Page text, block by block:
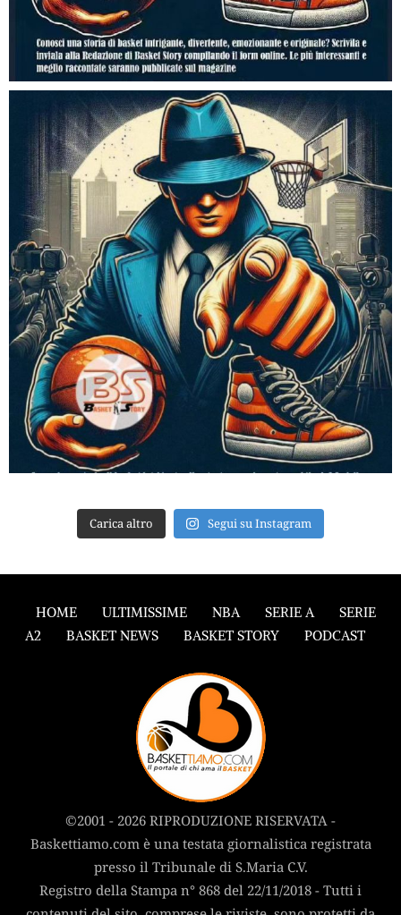
Carica altro Segui su Instagram
HOME ULTIMISSIME NBA SERIE A
SERIE
A2
BASKET NEWS BASKET STORY PODCAST
©2001 - 2026 RIPRODUZIONE RISERVATA -
Baskettiamo.com è una testata giornalistica registrata
presso il Tribunale di S.Maria C.V.
Registro della Stampa n° 868 del 22/11/2018 - Tutti i